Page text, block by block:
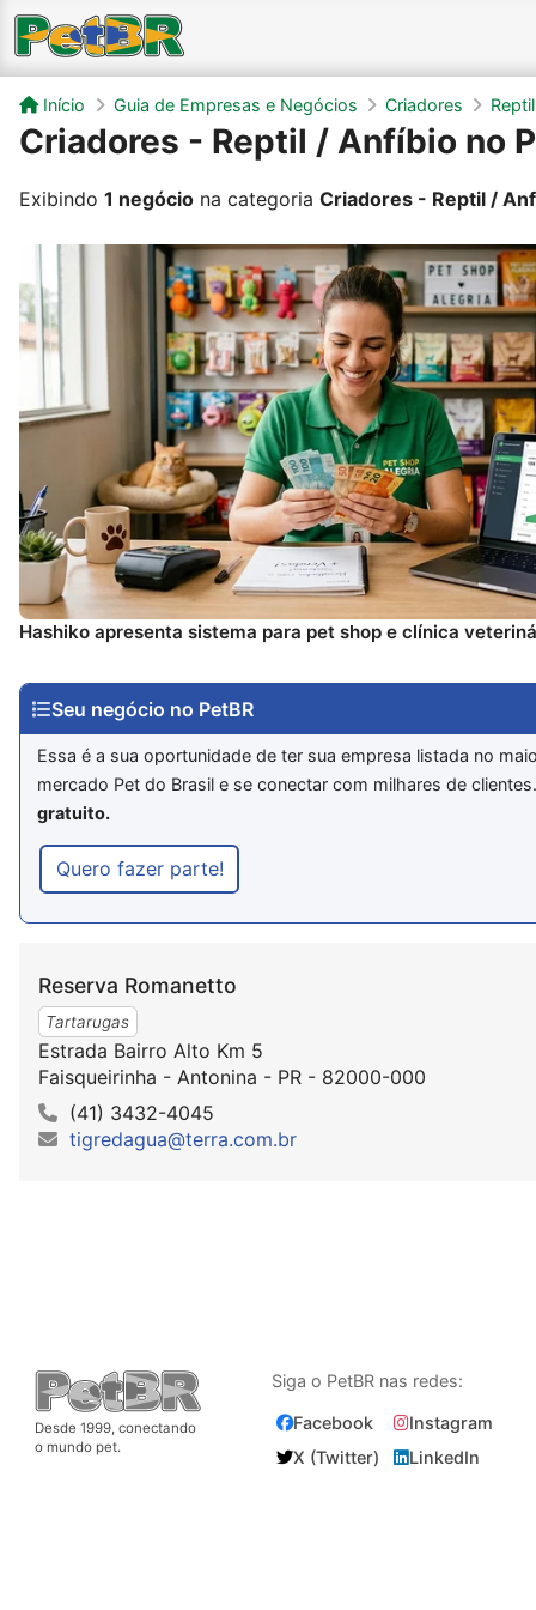
Início Guia de Empresas e Negócios Criadores
Criadores - Reptil / Anfíbio no
Exibindo 1 negócio na categoria Criadores - Reptil /
Hashiko apresenta sistema para pet shop e clínica
Seu negócio no PetBR
Essa é a sua oportunidade de ter sua empresa listada no
mercado Pet do Brasil e se conectar com milhares de
gratuito.
Quero fazer parte!
Reserva Romanetto
Tartarugas
Estrada Bairro Alto Km 5
Faisqueirinha - Antonina - PR - 82000-000
(41) 3432-4045
tigredagua@terra.com.br
Desde 1999, conectando
o mundo pet.
Siga o PetBR nas redes:
Facebook
Instagram
X (Twitter)
LinkedIn